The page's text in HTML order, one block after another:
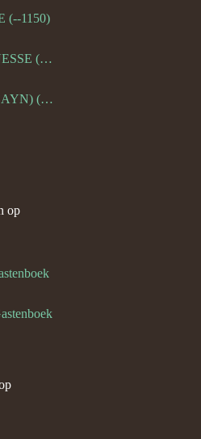
(--1150)
Diederik Van RENNESSE (--1144)
Dirk I Van SEYN (SAYN) (--1120)
op